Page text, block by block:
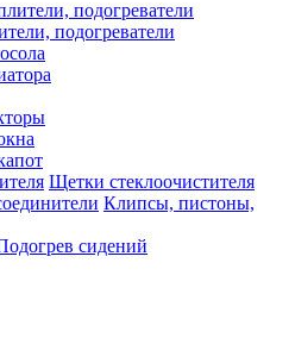
подогреватели
Щетки стеклоочистителя
Клипсы, пистоны,
сидений